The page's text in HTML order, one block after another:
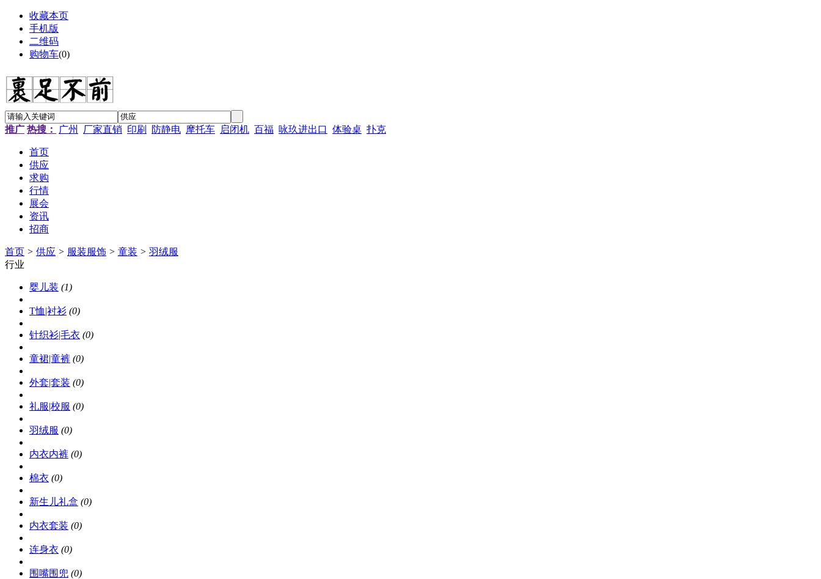
收藏本页
手机版
二维码
购物车(0)
推广 热搜： 广州 厂家直销 印刷 防静电 摩托车 启闭机 百福 咏玖进出口 体验桌 扑克
首页
供应
求购
行情
展会
资讯
招商
首页 > 供应 > 服装服饰 > 童装 > 羽绒服
行业
婴儿装 (1)
T恤|衬衫 (0)
针织衫|毛衣 (0)
童裙|童裤 (0)
外套|套装 (0)
礼服|校服 (0)
羽绒服 (0)
内衣内裤 (0)
棉衣 (0)
新生儿礼盒 (0)
内衣套装 (0)
连身衣 (0)
围嘴围兜 (0)